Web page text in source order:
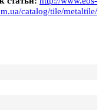
catalog/tile/metaltile/